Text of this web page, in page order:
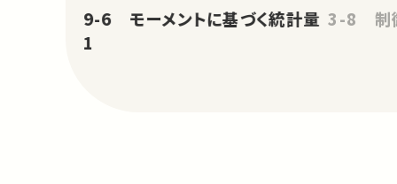
9-6 モーメントに基づく統計量
1
3-8 制